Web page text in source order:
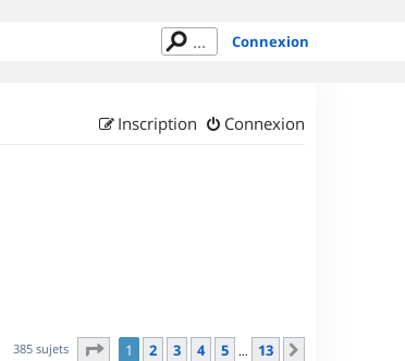
Connexion
Connexion
Inscription
385 sujets Page sur13
1 2 3 4 5 … 13